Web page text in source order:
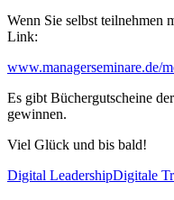
Wenn Sie selbst teilnehmen
Link:
www.managerseminare.de/
Es gibt Büchergutscheine
gewinnen.
Viel Glück und bis bald!
Digital LeadershipDigitale